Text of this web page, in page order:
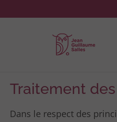
Traitement
Dans le respect des